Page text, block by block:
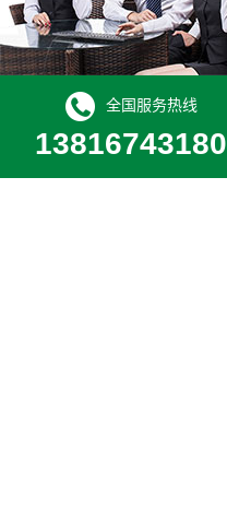
全国服务热线
13816743180